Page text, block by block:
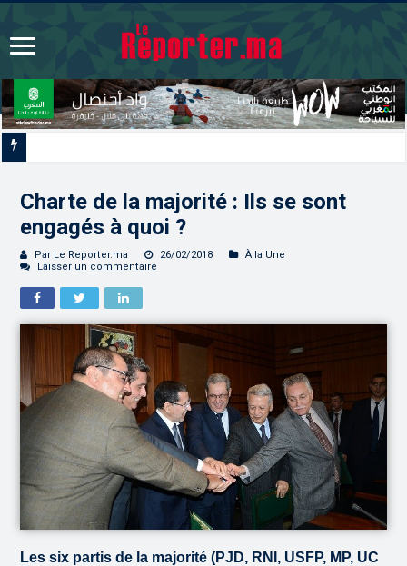
Charte de la majorité : Ils se sont
engagés à quoi ?
Par Le Reporter.ma 26/02/2018
À la Une
Laisser un commentaire
Les six partis de la majorité (PJD, RNI, USFP, MP, UC